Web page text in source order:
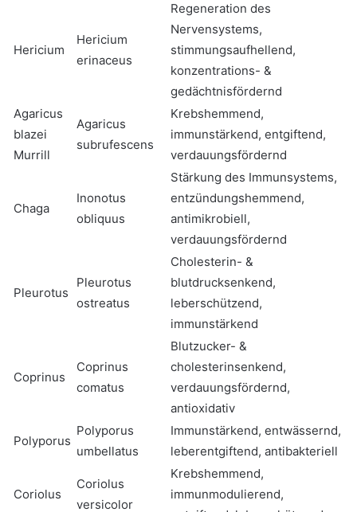
Hericium
Hericium
erinaceus
Regeneration des
Nervensystems,
stimmungsaufhellend,
konzentrations- &
gedächtnisfördernd
Agaricus
blazei
Murrill
Agaricus
subrufescens
Krebshemmend,
immunstärkend, entgiftend,
verdauungsfördernd
Chaga
Inonotus
obliquus
Stärkung des Immunsystems,
entzündungshemmend,
antimikrobiell,
verdauungsfördernd
Pleurotus
Pleurotus
ostreatus
Cholesterin- &
blutdrucksenkend,
leberschützend,
immunstärkend
Coprinus
Coprinus
comatus
Blutzucker- &
cholesterinsenkend,
verdauungsfördernd,
antioxidativ
Polyporus
Polyporus
umbellatus
Immunstärkend, entwässernd,
leberentgiftend, antibakteriell
Coriolus
Coriolus
versicolor
Krebshemmend,
immunmodulierend,